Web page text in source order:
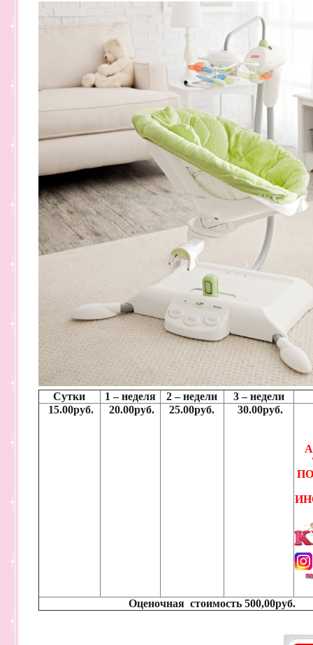
Сутки 1 – неделя 2 – недели
3 – недели
15.00руб.
20.00руб. 25.00руб. 30.00руб.
Оценочная стоимость 500,00руб.